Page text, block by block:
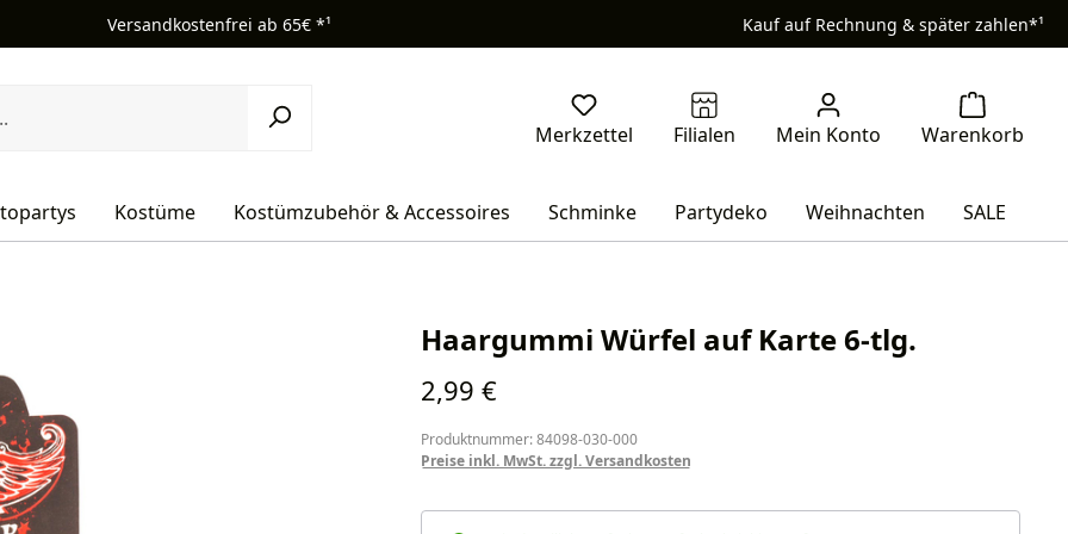
Versandkostenfrei ab 65€ *¹ Kauf auf Rechnung & später zahlen*¹
Kostüme Kostümzubehör & Accessoires Schminke Partydeko Weihnachten SALE
Haargummi Würfel auf Karte 6-tlg.
Regulärer Preis:
2,99 €
Produktnummer: 84098-030-000
Preise inkl. MwSt. zzgl. Versandkosten